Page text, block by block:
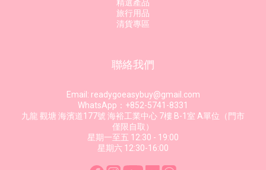
精選產品
旅行用品
清貨專區
聯絡我們
Email: readygoeasybuy@gmail.com
WhatsApp：+852-5741-8331
九龍 觀塘 海濱道177號 海裕工業中心 7樓 B-1室 A單位（門市
僅限自取）
星期一至五 12:30 - 19:00
星期六 12:30-16:00